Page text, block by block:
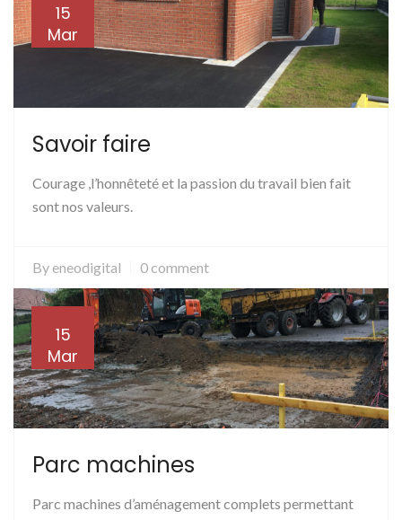
15
Mar
Savoir faire
Courage ,l’honnêteté et la passion du travail bien fait
sont nos valeurs.
By eneodigital 0 comment
15
Mar
Parc machines
Parc machines d’aménagement complets permettant